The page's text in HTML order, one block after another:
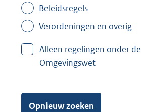
Beleidsregels
Verordeningen en overig
Alleen regelingen onder de
Omgevingswet
Opnieuw zoeken